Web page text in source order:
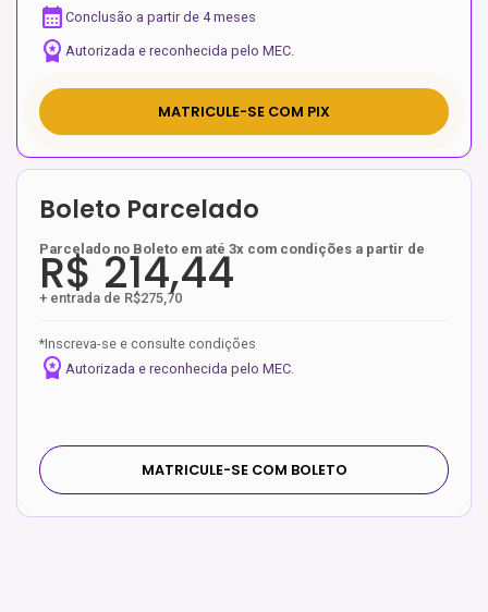
calendar_month Conclusão a partir de 4 meses
workspace_premium Autorizada e reconhecida pelo MEC.
MATRICULE-SE COM PIX
Boleto Parcelado
Parcelado no Boleto em até 3x com condições a partir de
R$ 214,44
+ entrada de R$275,70
*Inscreva-se e consulte condições
workspace_premium Autorizada e reconhecida pelo MEC.
MATRICULE-SE COM BOLETO